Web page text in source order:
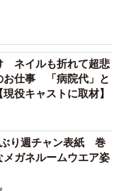
ネイルも折れて超悲
仕事 「病院代」と
役キャストに取材】
り週チャン表紙 巻
ガネルームウエア姿